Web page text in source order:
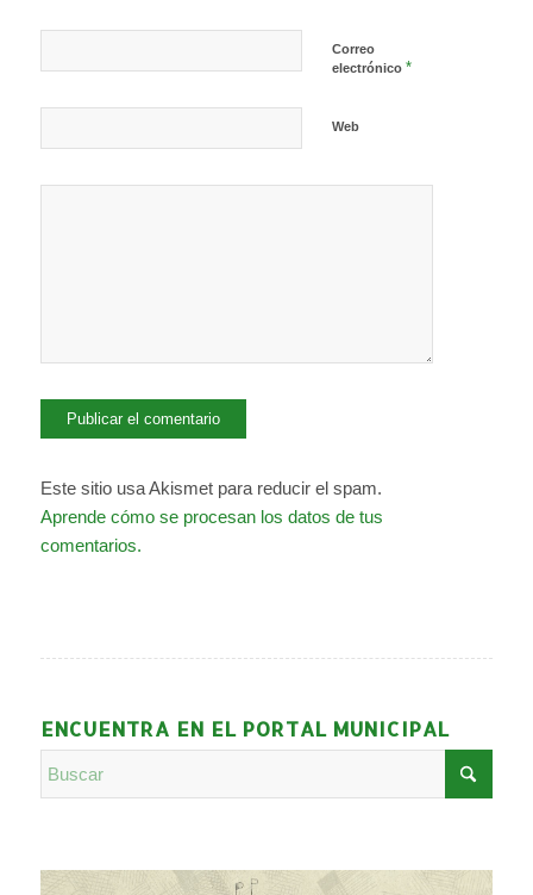
Correo
electrónico *
Web
Este sitio usa Akismet para reducir el spam.
Aprende cómo se procesan los datos de tus
comentarios.
ENCUENTRA EN EL PORTAL MUNICIPAL